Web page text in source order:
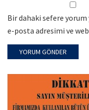
Bir dahaki sefere yorum
e-posta adresimi ve